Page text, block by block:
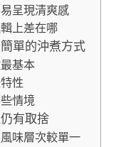
呈現清爽感
上差在哪
單的沖煮方式
基本
性
情境
有取捨
味層次較單一